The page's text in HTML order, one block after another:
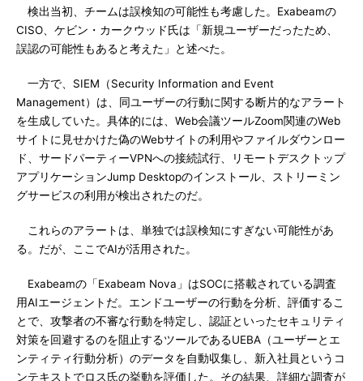
検出当初、チームは誤検知の可能性も考慮した。Exabeamの
CISO、ケビン・カークウッド氏は「新規ユーザーだったため、
誤認の可能性もあると考えた」と述べた。
一方で、SIEM（Security Information and Event
Management）は、同ユーザーの行動に関する断片的なアラート
を生成していた。具体的には、Web会議ツールZoom関連のWeb
サイトに見せかけた偽のWebサイトの利用やファイルダウンロー
ド、サードパーティーVPNへの接続試行、リモートデスクトップ
アプリケーションJump Desktopのインストール、ストリーミン
グサービスの利用が検出されたのだ。
これらのアラートは、単独では誤検知にすぎない可能性があ
る。だが、ここでAIが活用された。
Exabeamの「Exabeam Nova」はSOCに搭載されている調査
用AIエージェントだ。エンドユーザーの行動を分析、評価するこ
とで、攻撃者の不審な行動を特定し、認証といったセキュリティ
対策を回避するのを阻止するツールであるUEBA（ユーザーとエ
ンティティ行動分析）のデータを自動収集し、新入社員というコ
ンテキストでロス氏の挙動を評価した。その結果、詳細な調査が